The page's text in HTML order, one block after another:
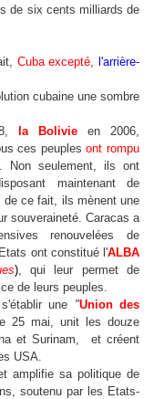
de six cents milliards de
Cuba excepté, l'arrière-
cubaine une sombre
la Bolivie en 2006,
ces peuplesont rompu
Non seulement, ils ont
maintenant de
de ce fait, ils mènent une
souveraineté. Caracas a
renouvelées de
ont constitué l'ALBA
), qui leur permet de
de leurs peuples.
une "Union des
25 mai, unit les douze
et Surinam, et créent
USA.
amplifie sa politique de
soutenu par les Etats-